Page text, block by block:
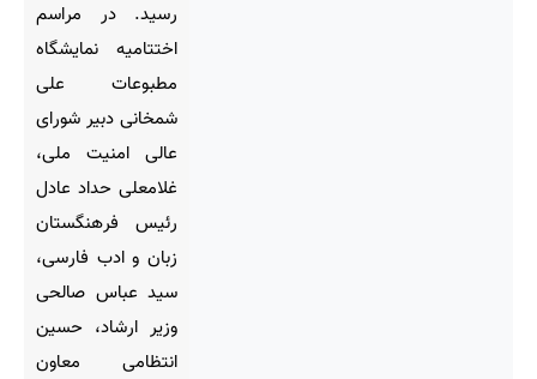
رسید. در مراسم
اختتامیه نمایشگاه
مطبوعات علی
شمخانی دبیر شورای
عالی امنیت ملی،
غلامعلی حداد عادل
رئیس فرهنگستان
زبان و ادب فارسی،
سید عباس صالحی
وزیر ارشاد، حسین
انتظامی معاون